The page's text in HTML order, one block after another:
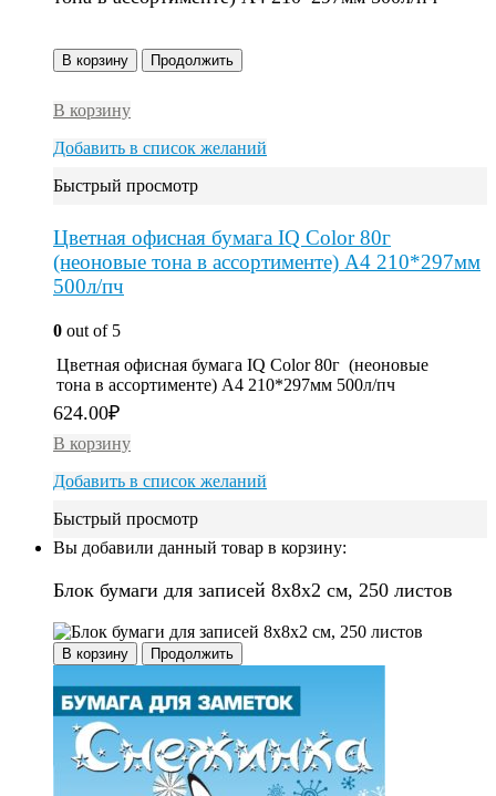
В корзину Продолжить
В корзину
Добавить в список желаний
Быстрый просмотр
Цветная офисная бумага IQ Color 80г
(неоновые тона в ассортименте) A4 210*297мм
500л/пч
0 out of 5
Цветная офисная бумага IQ Color 80г (неоновые
тона в ассортименте) A4 210*297мм 500л/пч
624.00₽
В корзину
Добавить в список желаний
Быстрый просмотр
Вы добавили данный товар в корзину:
Блок бумаги для записей 8х8х2 см, 250 листов
В корзину Продолжить